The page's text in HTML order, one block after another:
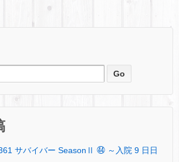
サバイバー SeasonⅡ ㊹ ～入院 9 日日